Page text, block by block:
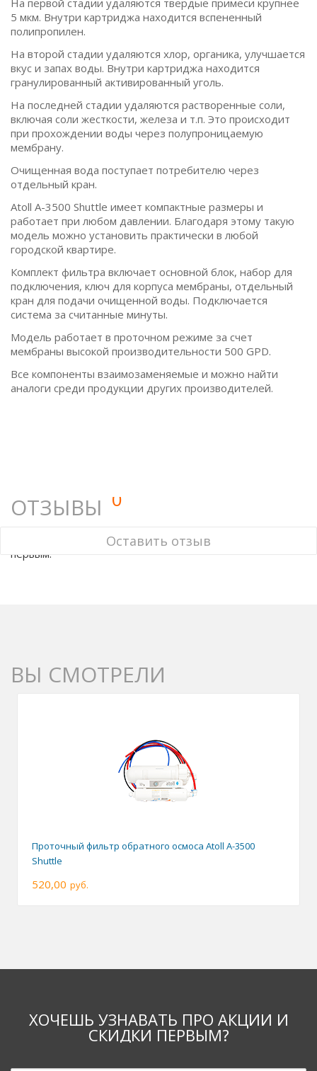
На первой стадии удаляются твердые примеси крупнее
5 мкм. Внутри картриджа находится вспененный
полипропилен.
На второй стадии удаляются хлор, органика, улучшается
вкус и запах воды. Внутри картриджа находится
гранулированный активированный уголь.
На последней стадии удаляются растворенные соли,
включая соли жесткости, железа и т.п. Это происходит
при прохождении воды через полупроницаемую
мембрану.
Очищенная вода поступает потребителю через
отдельный кран.
Atoll A-3500 Shuttle имеет компактные размеры и
работает при любом давлении. Благодаря этому такую
модель можно установить практически в любой
городской квартире.
Комплект фильтра включает основной блок, набор для
подключения, ключ для корпуса мембраны, отдельный
кран для подачи очищенной воды. Подключается
система за считанные минуты.
Модель работает в проточном режиме за счет
мембраны высокой производительности 500 GPD.
Все компоненты взаимозаменяемые и можно найти
аналоги среди продукции других производителей.
ОТЗЫВЫ 0
Оставить отзыв
У этого товара нет ни одного отзыва. Вы можете стать
первым.
ВЫ СМОТРЕЛИ
Проточный фильтр обратного осмоса Atoll A-3500
Shuttle
520,00 руб.
ХОЧЕШЬ УЗНАВАТЬ ПРО АКЦИИ И
СКИДКИ ПЕРВЫМ?